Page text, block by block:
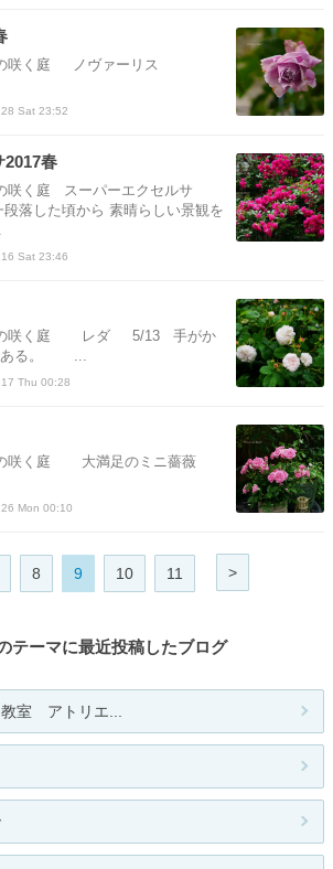
ラの咲く庭 ノヴァーリス
Sat 23:52
2017春
咲く庭 スーパーエクセルサ
落した頃から 素晴らしい景観を
Sat 23:46
の咲く庭 レダ 5/13 手がか
ある。 ...
Thu 00:28
の咲く庭 大満足のミニ薔薇
Mon 00:10
8 9 10 11 >
テーマに最近投稿したブログ
室 アトリエ...